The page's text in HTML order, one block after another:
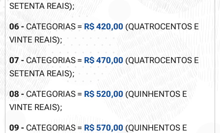
SETENTA REAIS);
06 - CATEGORIAS = R$ 420,00 (QUATROCENTOS E
VINTE REAIS);
07 -CATEGORIAS = R$ 470,00 (QUATROCENTOS E
SETENTA REAIS);
08 - CATEGORIAS = R$ 520,00 (QUINHENTOS E
VINTE REAIS);
09 - CATEGORIAS = R$ 570,00 (QUINHENTOS E